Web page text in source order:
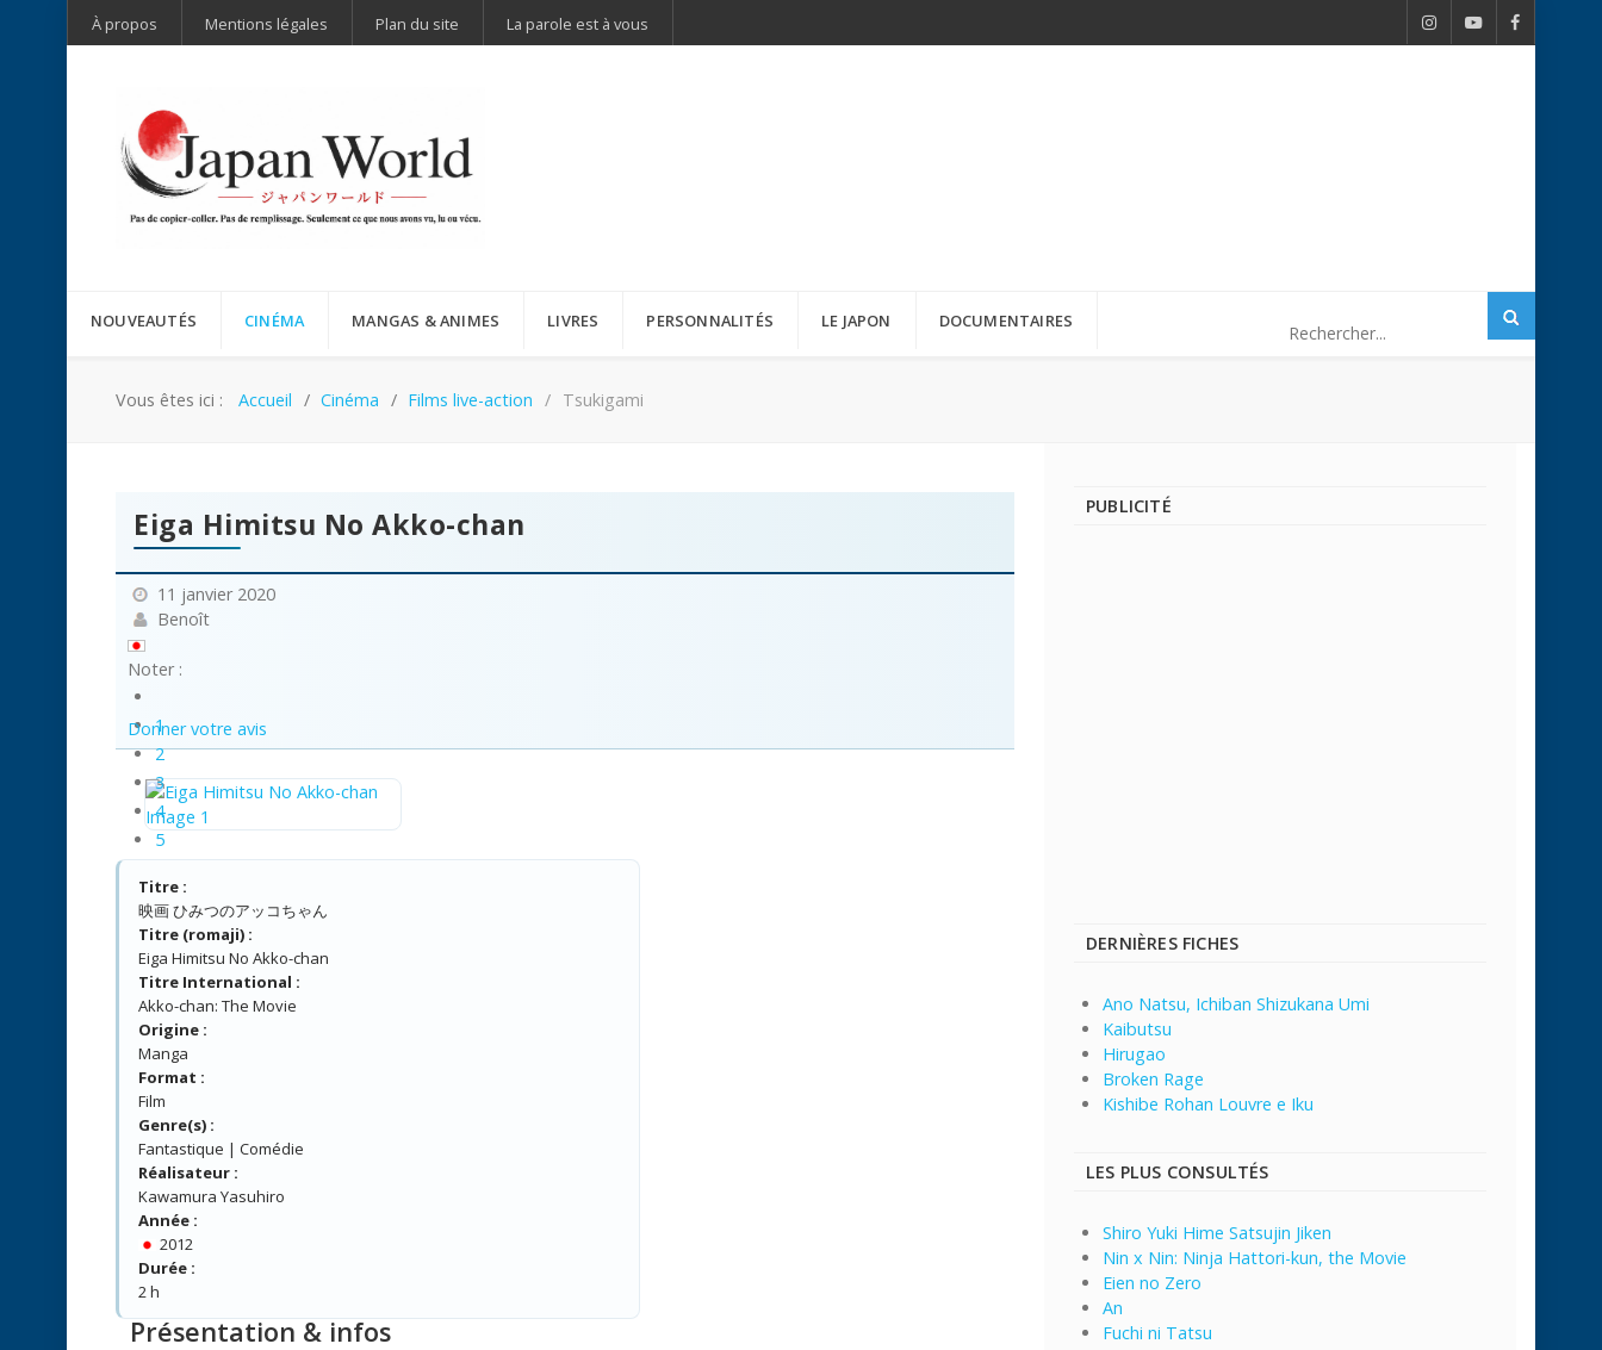
À propos Mentions légales Plan du site La parole est à vous
NOUVEAUTÉS CINÉMA MANGAS & ANIMES LIVRES PERSONNALITÉS LE JAPON DOCUMENTAIRES
Vous êtes ici : Accueil Cinéma Films live-action Tsukigami
Eiga Himitsu No Akko-chan
11 janvier 2020
Benoît
Noter :
1
2
3
4
5
Donner votre avis
Titre :
映画 ひみつのアッコちゃん
Titre (romaji) :
Eiga Himitsu No Akko-chan
Titre International :
Akko-chan: The Movie
Origine :
Manga
Format :
Film
Genre(s) :
Fantastique | Comédie
Réalisateur :
Kawamura Yasuhiro
Année :
2012
Durée :
2 h
Présentation & infos
PUBLICITÉ
DERNIÈRES FICHES
Ano Natsu, Ichiban Shizukana Umi
Kaibutsu
Hirugao
Broken Rage
Kishibe Rohan Louvre e Iku
LES PLUS CONSULTÉS
Shiro Yuki Hime Satsujin Jiken
Nin x Nin: Ninja Hattori-kun, the Movie
Eien no Zero
An
Fuchi ni Tatsu